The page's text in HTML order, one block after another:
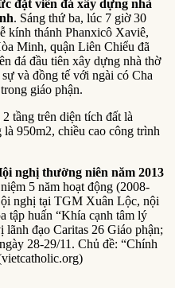
đặt viên đá xây dựng nhà
. Sáng thứ ba, lúc 7 giờ 30
kính thánh Phanxicô Xaviê,
Minh, quận Liên Chiểu đã
đá đầu tiên xây dựng nhà thờ
và đồng tế với ngài có Cha
giáo phận.
tầng trên diện tích đất là
950m2, chiều cao công trình
nghị thường niên năm 2013
5 năm hoạt động (2008-
nghị tại TGM Xuân Lộc, nội
tập huấn “Khía cạnh tâm lý
lãnh đạo Caritas 26 Giáo phận;
28-29/11. Chủ đề: “Chính